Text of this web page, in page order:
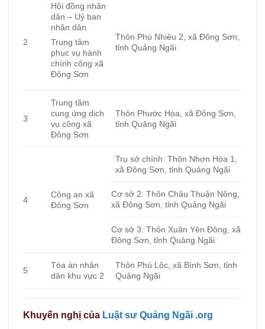
2
Hội đồng nhân
dân – Uỷ ban
nhân dân
Trung tâm
phục vụ hành
chính công xã
Đông Sơn
Thôn Phú Nhiêu 2, xã Đông Sơn,
tỉnh Quảng Ngãi
3
Trung tâm
cung ứng dịch
vụ công xã
Đông Sơn
Thôn Phước Hòa, xã Đông Sơn,
tỉnh Quảng Ngãi
4
Công an xã
Đông Sơn
Trụ sở chính: Thôn Nhơn Hòa 1,
xã Đông Sơn, tỉnh Quảng Ngãi
Cơ sở 2: Thôn Châu Thuận Nông,
xã Đông Sơn, tỉnh Quảng Ngãi
Cơ sở 3: Thôn Xuân Yên Đông, xã
Đông Sơn, tỉnh Quảng Ngãi
5
Tòa án nhân
dân khu vực 2
Thôn Phú Lộc, xã Bình Sơn, tỉnh
Quảng Ngãi
Khuyến nghị của Luật sư Quảng Ngãi .org